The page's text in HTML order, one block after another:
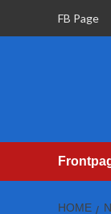
FB Page
HOME